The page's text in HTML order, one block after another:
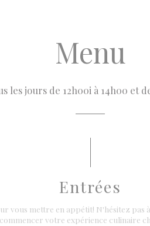
Menu
les jours de 12h00i à 14h00 et
Entrées
vous mettre en appétit! N'hésitez
commencer votre expérience culinaire